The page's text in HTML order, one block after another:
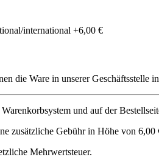
international +6,00 €
die Ware in unserer
und auf der
zusätzliche Gebühr in Höhe von
Mehrwertsteuer.